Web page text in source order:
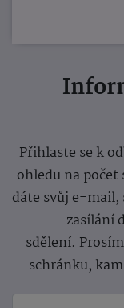
Přihlaste se k
ohledu na
dáte svůj e-mail,
zasílání
sdělení.
schránku,